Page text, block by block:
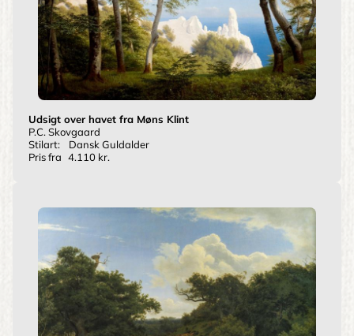
Udsigt over havet fra Møns Klint
P.C. Skovgaard
Stilart:
Dansk Guldalder
Pris fra 4.110 kr.